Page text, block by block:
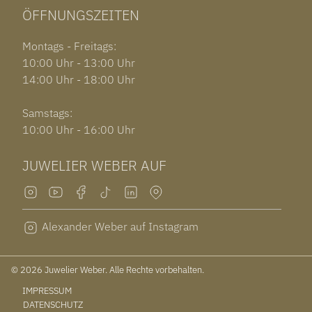
ÖFFNUNGSZEITEN
Montags - Freitags:
10:00 Uhr - 13:00 Uhr
14:00 Uhr - 18:00 Uhr
Samstags:
10:00 Uhr - 16:00 Uhr
JUWELIER WEBER AUF
Alexander Weber auf Instagram
© 2026 Juwelier Weber. Alle Rechte vorbehalten.
IMPRESSUM
DATENSCHUTZ